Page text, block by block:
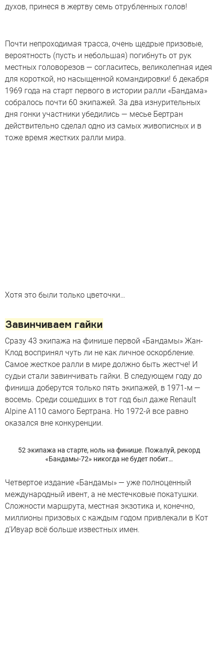
духов, принеся в жертву семь отрубленных голов!
Почти непроходимая трасса, очень щедрые призовые,
вероятность (пусть и небольшая) погибнуть от рук
местных головорезов — согласитесь, великолепная идея
для короткой, но насыщенной командировки! 6 декабря
1969 года на старт первого в истории ралли «Бандама»
собралось почти 60 экипажей. За два изнурительных
дня гонки участники убедились — месье Бертран
действительно сделал одно из самых живописных и в
тоже время жестких ралли мира.
Хотя это были только цветочки…
Завинчиваем гайки
Сразу 43 экипажа на финише первой «Бандамы» Жан-
Клод воспринял чуть ли не как личное оскорбление.
Самое жесткое ралли в мире должно быть жестче! И
судьи стали завинчивать гайки. В следующем году до
финиша доберутся только пять экипажей, в 1971-м —
восемь. Среди сошедших в тот год был даже Renault
Alpine А110 самого Бертрана. Но 1972-й все равно
оказался вне конкуренции.
52 экипажа на старте, ноль на финише. Пожалуй, рекорд
«Бандамы-72» никогда не будет побит…
Четвертое издание «Бандамы» — уже полноценный
международный ивент, а не местечковые покатушки.
Сложности маршрута, местная экзотика и, конечно,
миллионы призовых с каждым годом привлекали в Кот
д’Ивуар всё больше известных имен.